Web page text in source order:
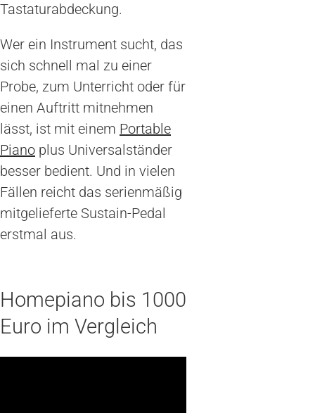
Tastaturabdeckung.
Wer ein Instrument sucht, das
sich schnell mal zu einer
Probe, zum Unterricht oder für
einen Auftritt mitnehmen
lässt, ist mit einem Portable
Piano plus Universalständer
besser bedient. Und in vielen
Fällen reicht das serienmäßig
mitgelieferte Sustain-Pedal
erstmal aus.
Homepiano bis 1000
Euro im Vergleich